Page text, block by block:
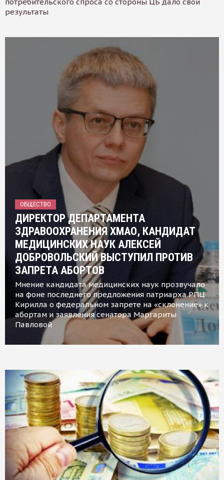
потребительского спроса со стороны ЦБ дало свои
результаты
ОБЩЕСТВО
ДИРЕКТОР ДЕПАРТАМЕНТА
ЗДРАВООХРАНЕНИЯ ХМАО, КАНДИДАТ
МЕДИЦИНСКИХ НАУК АЛЕКСЕЙ
ДОБРОВОЛЬСКИЙ ВЫСТУПИЛ ПРОТИВ
ЗАПРЕТА АБОРТОВ
Мнение кандидата медицинских наук прозвучало
на фоне последнего предложения патриарха РПЦ
Кирилла о федеральном запрете на «склонение» к
абортам и заявления сенатора Маргариты
Павловой